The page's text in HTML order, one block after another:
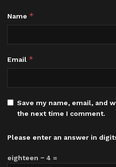
Name *
Email *
Save my name, email, and
the next time I comment.
Please enter an answer in
eighteen − 4 =